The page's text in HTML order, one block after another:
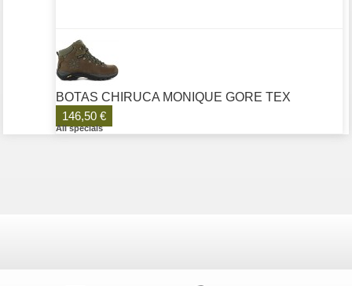
BOTAS CHIRUCA MONIQUE GORE TEX
146,50 €
All specials